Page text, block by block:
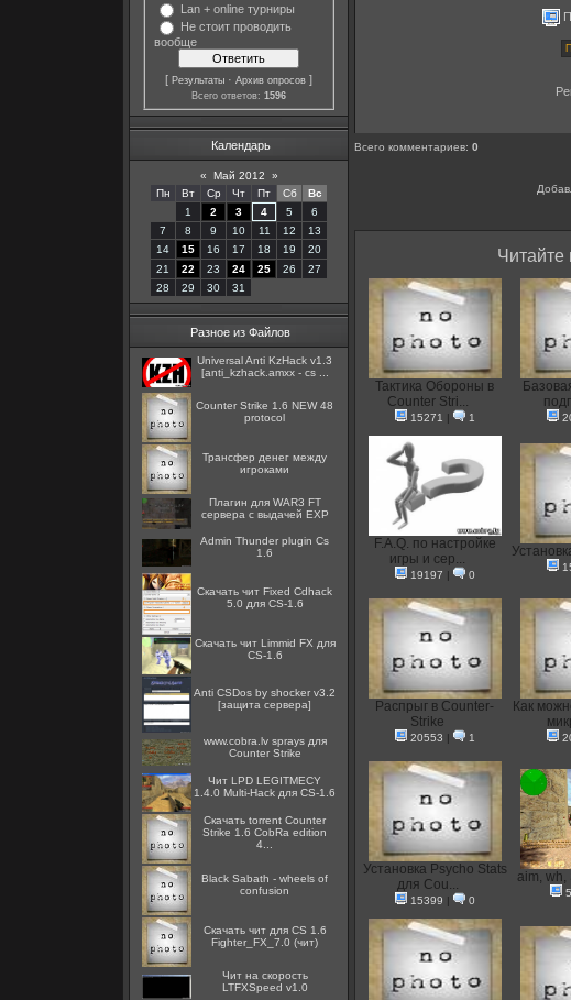
Lan + online турниры
Не стоит проводить
вообще
[ Результаты · Архив опросов ]
Всего ответов: 1596
Календарь
« Май 2012
»
Пн
Вт Ср Чт Пт Сб
Вс
1
2 3 4 5
6
7
8 9 10 11 12
13
14
15 16 17 18 19
20
21
22 23 24 25 26
27
28
29 30 31
Разное из Файлов
Universal Anti KzHack v1.3
[anti_kzhack.amxx - cs ...
Counter Strike 1.6 NEW 48
protocol
Трансфер денег между
игроками
Плагин для WAR3 FT
сервера с выдачей EXP
Admin Thunder plugin Cs
1.6
Скачать чит Fixed Cdhack
5.0 для CS-1.6
Скачать чит Limmid FX для
CS-1.6
Anti CSDos by shocker v3.2
[защита сервера]
www.cobra.lv sprays для
Counter Strike
Чит LPD LEGITMECY
1.4.0 Multi-Hack для CS-1.6
Скачать torrent Counter
Strike 1.6 CobRa edition
4...
Black Sabath - wheels of
confusion
Скачать чит для CS 1.6
Fighter_FX_7.0 (чит)
Чит на скорость
LTFXSpeed v1.0
Всего комментариев: 0
Читайте
Тактика Обороны в
Counter Stri...
15271 | 1
F.A.Q. по настройке
игры и сер...
19197 | 0
Распрыг в Counter-
Strike
20553 | 1
Как
Установка Psycho Stats
для Cou...
15399 | 0
aim, wh,